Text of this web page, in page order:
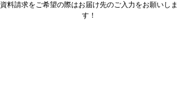
資料請求をご希望の際はお届け先のご入力をお願いしま
す！